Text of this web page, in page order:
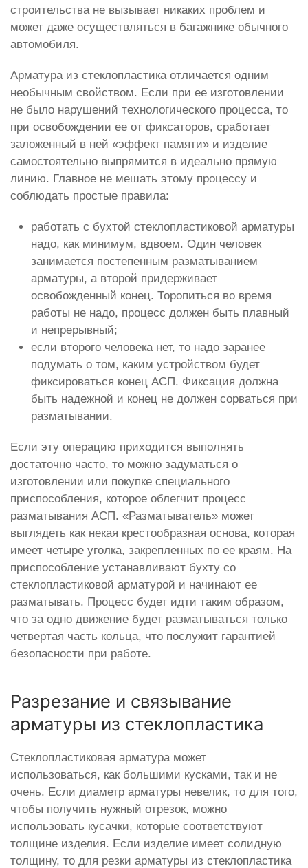
строительства не вызывает никаких проблем и
может даже осуществляться в багажнике обычного
автомобиля.
Арматура из стеклопластика отличается одним
необычным свойством. Если при ее изготовлении
не было нарушений технологического процесса, то
при освобождении ее от фиксаторов, сработает
заложенный в ней «эффект памяти» и изделие
самостоятельно выпрямится в идеально прямую
линию. Главное не мешать этому процессу и
соблюдать простые правила:
работать с бухтой стеклопластиковой арматуры
надо, как минимум, вдвоем. Один человек
занимается постепенным разматыванием
арматуры, а второй придерживает
освобожденный конец. Торопиться во время
работы не надо, процесс должен быть плавный
и непрерывный;
если второго человека нет, то надо заранее
подумать о том, каким устройством будет
фиксироваться конец АСП. Фиксация должна
быть надежной и конец не должен сорваться при
разматывании.
Если эту операцию приходится выполнять
достаточно часто, то можно задуматься о
изготовлении или покупке специального
приспособления, которое облегчит процесс
разматывания АСП. «Разматыватель» может
выглядеть как некая крестообразная основа, которая
имеет четыре уголка, закрепленных по ее краям. На
приспособление устанавливают бухту со
стеклопластиковой арматурой и начинают ее
разматывать. Процесс будет идти таким образом,
что за одно движение будет разматываться только
четвертая часть кольца, что послужит гарантией
безопасности при работе.
Разрезание и связывание
арматуры из стеклопластика
Стеклопластиковая арматура может
использоваться, как большими кусками, так и не
очень. Если диаметр арматуры невелик, то для того,
чтобы получить нужный отрезок, можно
использовать кусачки, которые соответствуют
толщине изделия. Если изделие имеет солидную
толщину, то для резки арматуры из стеклопластика